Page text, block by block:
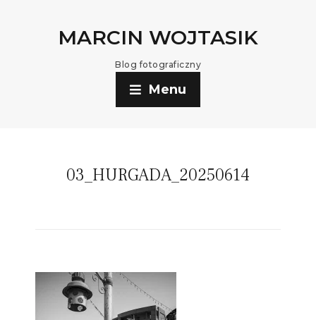
MARCIN WOJTASIK
Blog fotograficzny
Menu
03_HURGADA_20250614